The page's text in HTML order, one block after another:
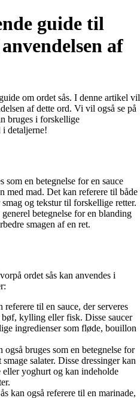
guide til
af
om ordet sås. I denne artikel vil
af dette ord. Vi vil også se på
bruges i forskellige
detaljerne!
som en betegnelse for en sauce
med mad. Det kan referere til både
og tekstur til forskellige retter.
betegnelse for en blanding
smagen af en ret.
ordet sås kan anvendes i
referere til en sauce, der serveres
bøf, kylling eller fisk. Disse saucer
ingredienser som fløde, bouillon
også bruges som en betegnelse for
salater. Disse dressinger kan
yoghurt og kan indeholde
kan også referere til en marinade,